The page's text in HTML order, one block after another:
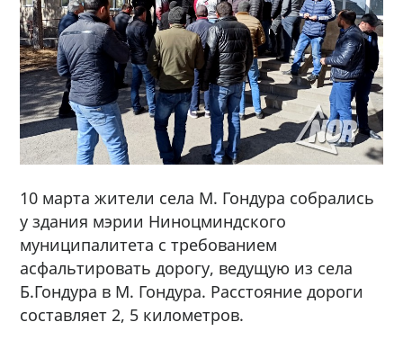
10 марта жители села М. Гондура собрались
у здания мэрии Ниноцминдского
муниципалитета с требованием
асфальтировать дорогу, ведущую из села
Б.Гондура в М. Гондура. Расстояние дороги
составляет 2, 5 километров.